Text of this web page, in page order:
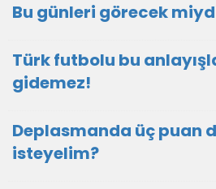
Bu günleri görecek
Türk futbolu bu
gidemez!
Deplasmanda üç puan
isteyelim?